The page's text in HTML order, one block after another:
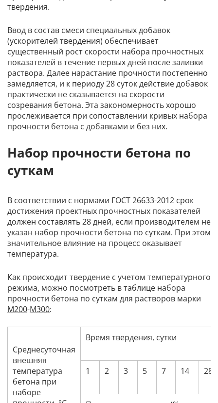
твердения.
Ввод в состав смеси специальных добавок
(ускорителей твердения) обеспечивает
существенный рост скорости набора прочностных
показателей в течение первых дней после заливки
раствора. Далее нарастание прочности постепенно
замедляется, и к периоду 28 суток действие добавок
практически не сказывается на скорости
созревания бетона. Эта закономерность хорошо
прослеживается при сопоставлении кривых набора
прочности бетона с добавками и без них.
Набор прочности бетона по
суткам
В соответствии с нормами ГОСТ 26633-2012 срок
достижения проектных прочностных показателей
должен составлять 28 дней, если производителем не
указан набор прочности бетона по суткам. При этом
значительное влияние на процесс оказывает
температура.
Как происходит твердение с учетом температурного
режима, можно посмотреть в таблице набора
прочности бетона по суткам для растворов марки
М200-М300:
Среднесуточная
внешняя
температура
бетона при
наборе
Время твердения, сутки
1 2 3 5 7 14 28